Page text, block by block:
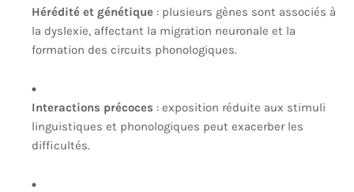
Hérédité et génétique : plusieurs gènes sont associés à
la dyslexie, affectant la migration neuronale et la
formation des circuits phonologiques.
Interactions précoces : exposition réduite aux stimuli
linguistiques et phonologiques peut exacerber les
difficultés.